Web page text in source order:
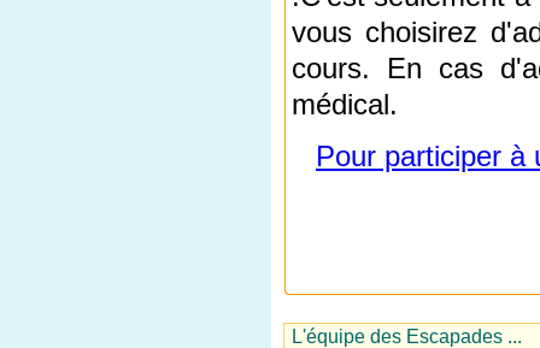
vous choisirez
cours. En cas
médical.
Pour participer à
L'équipe des Escapades ...